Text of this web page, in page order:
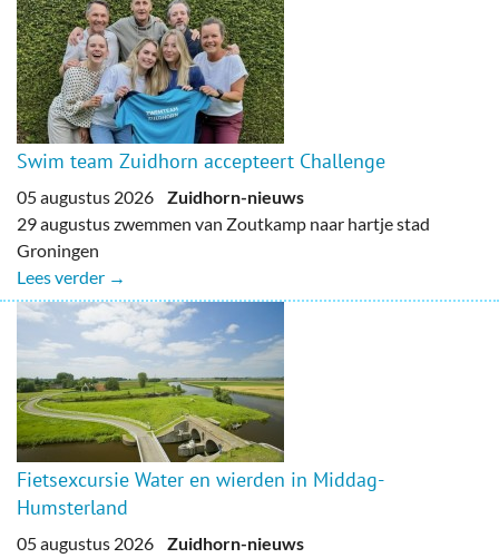
Swim team Zuidhorn accepteert Challenge
05 augustus 2026 Zuidhorn-nieuws
29 augustus zwemmen van Zoutkamp naar hartje stad
Groningen
Lees verder →
Fietsexcursie Water en wierden in Middag-
Humsterland
05 augustus 2026 Zuidhorn-nieuws